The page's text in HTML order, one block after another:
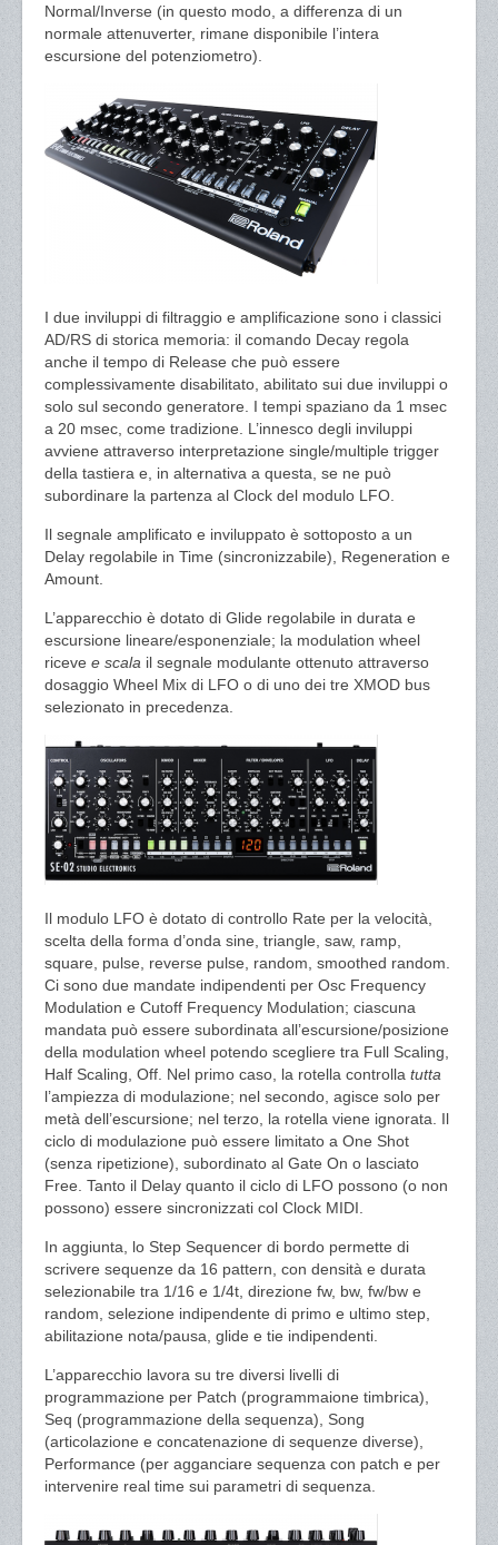
Normal/Inverse (in questo modo, a differenza di un
normale attenuverter, rimane disponibile l’intera
escursione del potenziometro).
I due inviluppi di filtraggio e amplificazione sono i classici
AD/RS di storica memoria: il comando Decay regola
anche il tempo di Release che può essere
complessivamente disabilitato, abilitato sui due inviluppi o
solo sul secondo generatore. I tempi spaziano da 1 msec
a 20 msec, come tradizione. L’innesco degli inviluppi
avviene attraverso interpretazione single/multiple trigger
della tastiera e, in alternativa a questa, se ne può
subordinare la partenza al Clock del modulo LFO.
Il segnale amplificato e inviluppato è sottoposto a un
Delay regolabile in Time (sincronizzabile), Regeneration e
Amount.
L’apparecchio è dotato di Glide regolabile in durata e
escursione lineare/esponenziale; la modulation wheel
riceve e scala il segnale modulante ottenuto attraverso
dosaggio Wheel Mix di LFO o di uno dei tre XMOD bus
selezionato in precedenza.
Il modulo LFO è dotato di controllo Rate per la velocità,
scelta della forma d’onda sine, triangle, saw, ramp,
square, pulse, reverse pulse, random, smoothed random.
Ci sono due mandate indipendenti per Osc Frequency
Modulation e Cutoff Frequency Modulation; ciascuna
mandata può essere subordinata all’escursione/posizione
della modulation wheel potendo scegliere tra Full Scaling,
Half Scaling, Off. Nel primo caso, la rotella controlla tutta
l’ampiezza di modulazione; nel secondo, agisce solo per
metà dell’escursione; nel terzo, la rotella viene ignorata. Il
ciclo di modulazione può essere limitato a One Shot
(senza ripetizione), subordinato al Gate On o lasciato
Free. Tanto il Delay quanto il ciclo di LFO possono (o non
possono) essere sincronizzati col Clock MIDI.
In aggiunta, lo Step Sequencer di bordo permette di
scrivere sequenze da 16 pattern, con densità e durata
selezionabile tra 1/16 e 1/4t, direzione fw, bw, fw/bw e
random, selezione indipendente di primo e ultimo step,
abilitazione nota/pausa, glide e tie indipendenti.
L’apparecchio lavora su tre diversi livelli di
programmazione per Patch (programmaione timbrica),
Seq (programmazione della sequenza), Song
(articolazione e concatenazione di sequenze diverse),
Performance (per agganciare sequenza con patch e per
intervenire real time sui parametri di sequenza.